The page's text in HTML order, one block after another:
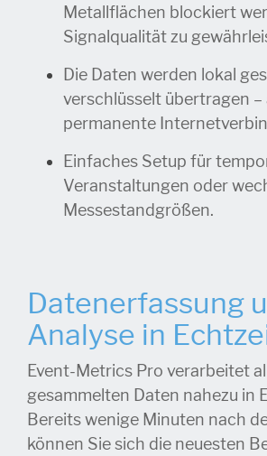
Metallflächen blockiert
Signalqualität zu
Die Daten werden lokal
verschlüsselt übertragen –
permanente
Einfaches Setup für
Veranstaltungen oder
Messestandgrößen.
Datenerfassung
Analyse in
Event-Metrics Pro verarbeitet
gesammelten Daten nahezu in
Bereits wenige Minuten nach
können Sie sich die neuesten